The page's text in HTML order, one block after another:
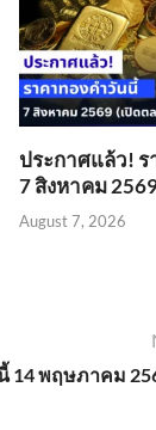
ประกาศแล้ว!
7 สิงหาคม
August 7, 2026
14 พฤษภาคม